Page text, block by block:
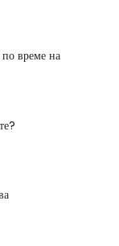
време на